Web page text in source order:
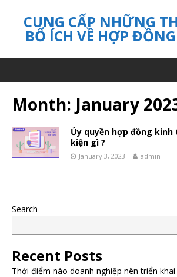
CUNG CẤP NHỮNG
BỔ ÍCH VỀ HỢP
Month: January
Ủy quyền hợp đồng
kiện gì ?
January 3, 2023 admin
Search
Recent Posts
Thời điểm nào doanh nghiệp nên triển